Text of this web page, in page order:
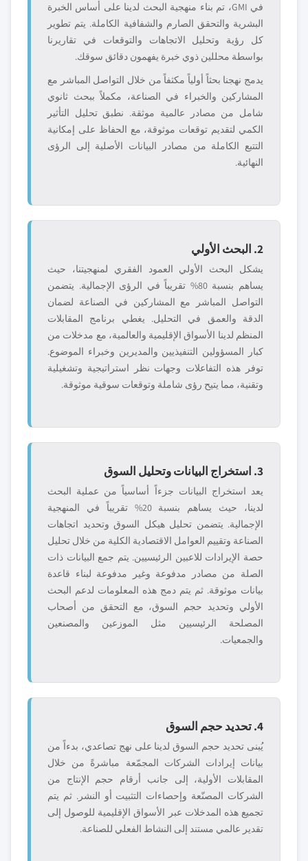
في GMI، تم بناء منهجية البحث لدينا على أساس الخبرة
البشرية والتحقق الصارم والشفافية الكاملة. يتم تطوير
كل رؤية وتحليل الاتجاهات والتوقعات في تقاريرنا
بواسطة محللين ذوي خبرة يفهمون دقائق سوقك.
يدمج نهجنا بحثاً أولياً مكثفاً من خلال التواصل المباشر مع
المشاركين والخبراء في الصناعة، مكملاً ببحث ثانوي
شامل من مصادر عالمية موثقة. نطبق تحليل التأثير
الكمي لتقديم توقعات موثوقة، مع الحفاظ على إمكانية
التتبع الكاملة من مصادر البيانات الأصلية إلى الرؤى
النهائية.
2. البحث الأولي
يشكل البحث الأولي العمود الفقري لمنهجيتنا، حيث
يساهم بنسبة 80% تقريباً في الرؤى الإجمالية. يتضمن
التواصل المباشر مع المشاركين في الصناعة لضمان
الدقة والعمق في التحليل. يغطي برنامج المقابلات
المنظم لدينا الأسواق الإقليمية والعالمية، مع مدخلات من
كبار المسؤولين التنفيذيين والمديرين وخبراء الموضوع.
توفر هذه التفاعلات وجهات نظر استراتيجية وتشغيلية
وتقنية، مما يتيح رؤى شاملة وتوقعات سوقية موثوقة.
3. استخراج البيانات وتحليل السوق
يعد استخراج البيانات جزءاً أساسياً من عملية البحث
لدينا، حيث يساهم بنسبة 20% تقريباً في المنهجية
الإجمالية. يتضمن تحليل هيكل السوق وتحديد اتجاهات
الصناعة وتقييم العوامل الاقتصادية الكلية من خلال تحليل
حصة الإيرادات للاعبين الرئيسيين. يتم جمع البيانات ذات
الصلة من مصادر مدفوعة وغير مدفوعة لبناء قاعدة
بيانات موثوقة. ثم يتم دمج هذه المعلومات لدعم البحث
الأولي وتحديد حجم السوق، مع التحقق من أصحاب
المصلحة الرئيسيين مثل الموزعين والمصنعين
والجمعيات.
4. تحديد حجم السوق
يُبنى تحديد حجم السوق لدينا على نهج تصاعدي، بدءاً من
بيانات إيرادات الشركات المجمّعة مباشرةً من خلال
المقابلات الأولية، إلى جانب أرقام حجم الإنتاج من
الشركات المصنّعة وإحصاءات التثبيت أو النشر. ثم يتم
تجميع هذه المدخلات عبر الأسواق الإقليمية للوصول إلى
تقدير عالمي مستند إلى النشاط الفعلي للصناعة.